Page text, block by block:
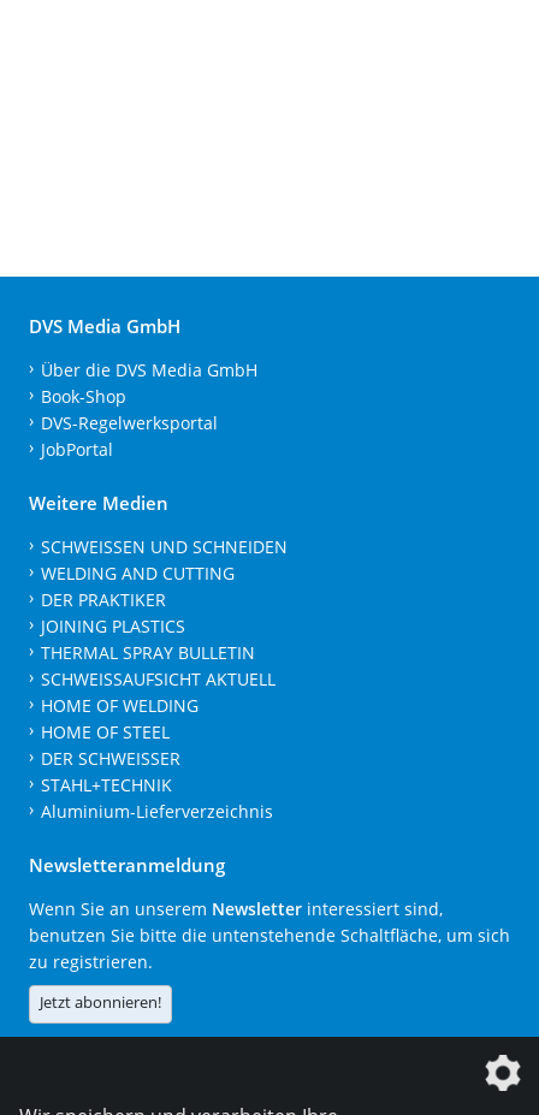
DVS Media GmbH
Über die DVS Media GmbH
Book-Shop
DVS-Regelwerksportal
JobPortal
Weitere Medien
SCHWEISSEN UND SCHNEIDEN
WELDING AND CUTTING
DER PRAKTIKER
JOINING PLASTICS
THERMAL SPRAY BULLETIN
SCHWEISSAUFSICHT AKTUELL
HOME OF WELDING
HOME OF STEEL
DER SCHWEISSER
STAHL+TECHNIK
Aluminium-Lieferverzeichnis
Newsletteranmeldung
Wenn Sie an unserem Newsletter interessiert sind,
benutzen Sie bitte die untenstehende Schaltfläche, um sich
zu registrieren.
Jetzt abonnieren!
Die DVS Media GmbH ist ein Unternehmen der